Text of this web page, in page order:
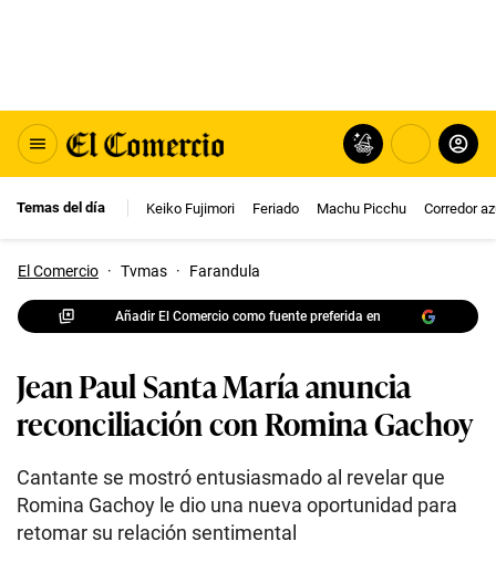
Temas del día Keiko Fujimori Feriado Machu Picchu Corredor
El Comercio · Tvmas · Farandula
Añadir El Comercio como fuente preferida en
Jean Paul Santa María anuncia
reconciliación con Romina Gachoy
Cantante se mostró entusiasmado al revelar que
Romina Gachoy le dio una nueva oportunidad para
retomar su relación sentimental